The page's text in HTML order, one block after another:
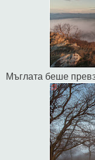
Мъглата беше